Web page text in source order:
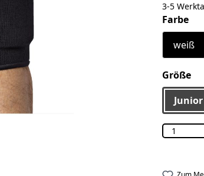
3-5
Farbe
weiß
Größe